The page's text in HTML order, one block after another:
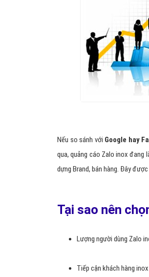
Nếu so sánh với Google hay
qua, quảng cáo Zalo inox đang
dựng Brand, bán hàng. Đây
Tại sao nên
Lượng người dùng Zalo
Tiếp cận khách hàng